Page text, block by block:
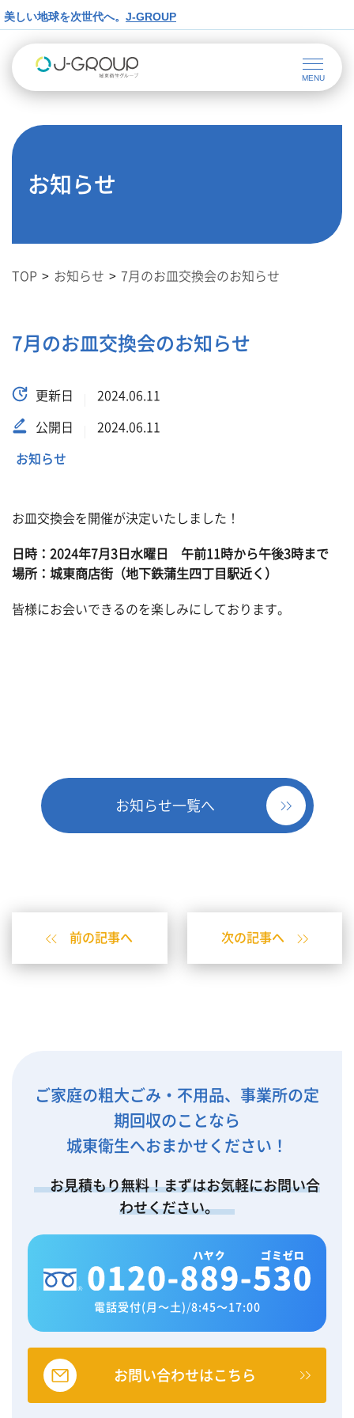
美しい地球を次世代へ。 J-GROUP
お知らせ
TOP お知らせ 7月のお皿交換会のお知らせ
7月のお皿交換会のお知らせ
更新日 2024.06.11
公開日 2024.06.11
お知らせ
お皿交換会を開催が決定いたしました！
日時：2024年7月3日水曜日 午前11時から午後3時まで
場所：城東商店街（地下鉄蒲生四丁目駅近く）
皆様にお会いできるのを楽しみにしております。
お知らせ一覧へ
前の記事へ 次の記事へ
ご家庭の粗大ごみ・不用品、事業所の定
期回収のことなら
城東衛生へおまかせください！
お見積もり無料！まずはお気軽にお問い合
わせください。
電話受付(月～土) /8:45～17:00
お問い合わせはこちら